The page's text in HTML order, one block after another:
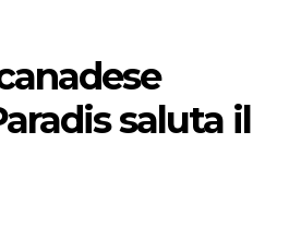
saluta il